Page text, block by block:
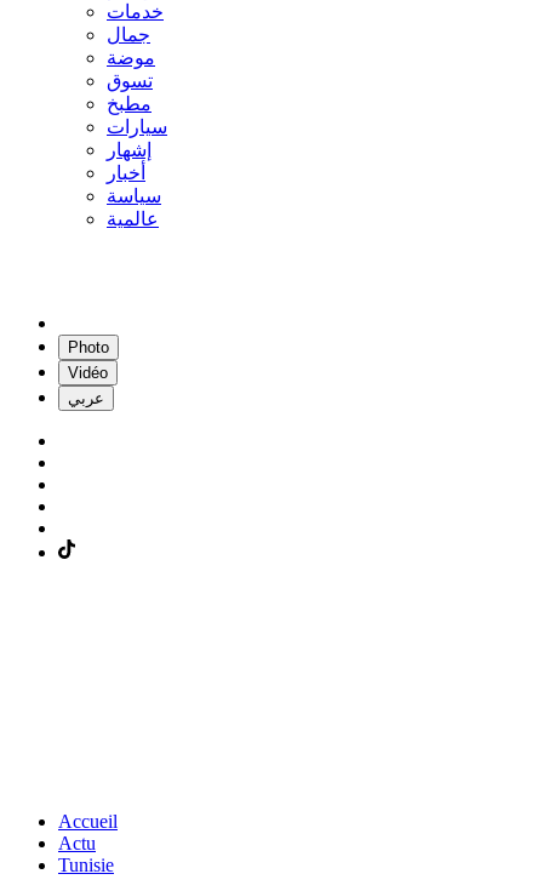
خدمات
جمال
موضة
تسوق
مطبخ
سيارات
إشهار
أخبار
سياسة
عالمية
Photo
Vidéo
عربي
Accueil
Actu
Tunisie